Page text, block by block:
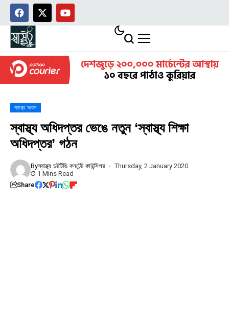
স্বাস্থ্য সংবাদ
স্বাস্থ্য অধিদপ্তর ভেঙে নতুন ‘স্বাস্থ্য শিক্ষা
অধিদপ্তর’ গঠন
Byস্বাস্থ্য ডটটিভি কনটেন্ট কাউন্সিলর
Thursday, 2 January 2020
1 Mins Read
Share